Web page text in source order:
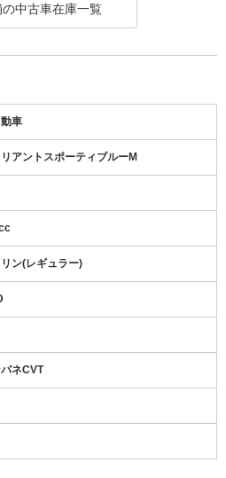
の中古車在庫一覧
車
アントスポーティブルーM
ン(レギュラー)
ネCVT